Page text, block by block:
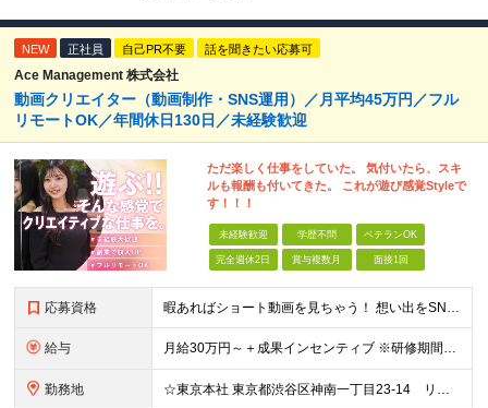
NEW 正社員 自己PR不要 話を聞きたい応募可
Ace Management 株式会社
動画クリエイター（動画制作・SNS運用）／月平均45万円／フル
リモートOK／年間休日130日／未経験歓迎
ただ楽しく仕事をしていた。 気付いたら、スキ
ルも報酬も付いてきた。 これが遊び感覚Styleで
す！！！
未経験歓迎 学歴不問 ベテランOK
完全週休2日 賞与複数月 面接1回
応募資格 暇あればショート動画を見ちゃう！ 想い出をSNSにアップしちゃう！ 【そんな方が活躍できる会社です！！】 ＝＝＝ 今 の 仕 事 を 続 け て い て も 何 者 に も な れ な い 。
給与 月給30万円～＋成果インセンティブ ※研修期間6カ月間
勤務地 ☆東京本社 東京都渋谷区神南一丁目23-14 リージャス渋谷公園通り7F ☆新宿支社 東京都新宿区西新宿3-7-1 新宿パークタワー N棟30F ☆池袋支社 東京都豊島区南池袋1-16-15 ダイ